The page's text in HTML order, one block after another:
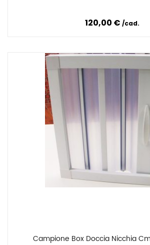
120,00 € cad.
Campione Box Doccia Nicchia
Confronta